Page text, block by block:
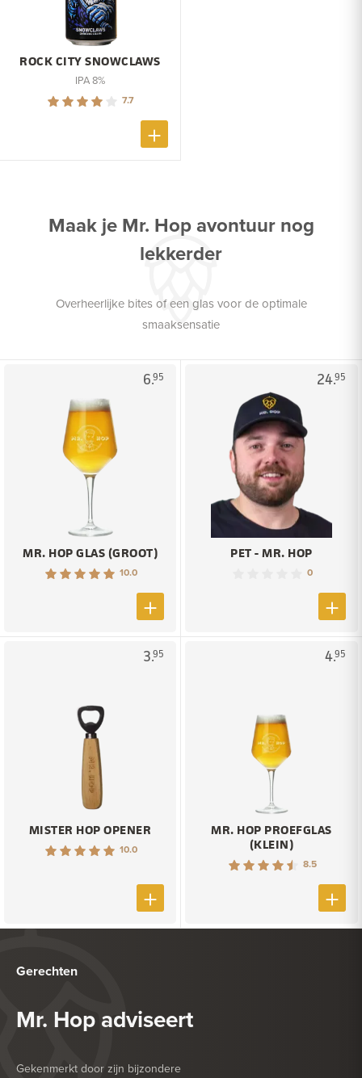
ROCK CITY SNOWCLAWS
IPA 8%
7.7
Maak je Mr. Hop avontuur nog
lekkerder
Overheerlijke bites of een glas voor de optimale
smaaksensatie
6.95
MR. HOP GLAS (GROOT)
10.0
24.95
PET - MR. HOP
0
3.95
MISTER HOP OPENER
10.0
4.95
MR. HOP PROEFGLAS
(KLEIN)
8.5
Gerechten
Mr. Hop adviseert
Gekenmerkt door zijn bijzondere